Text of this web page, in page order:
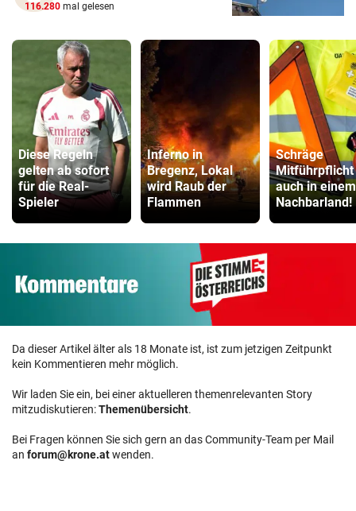
116.280 mal gelesen
Diese Regeln
gelten ab sofort
für die Real-
Spieler
Inferno in
Bregenz, Lokal
wird Raub der
Flammen
Schräge
Mitführpflicht
auch in einem
Nachbarland!
Da dieser Artikel älter als 18 Monate ist, ist zum jetzigen Zeitpunkt
kein Kommentieren mehr möglich.
Wir laden Sie ein, bei einer aktuelleren themenrelevanten Story
mitzudiskutieren:Themenübersicht.
Bei Fragen können Sie sich gern an das Community-Team per Mail
an forum@krone.atwenden.